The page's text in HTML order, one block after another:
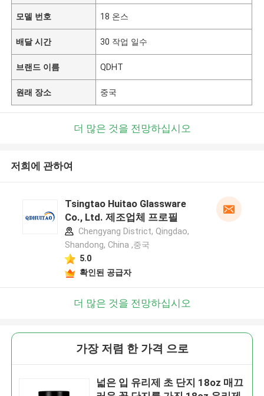
모델 번호 18 온스
배달 시간 30 작업 일수
브랜드 이름 QDHT
원래 장소 중국
더 많은 것을 전망하십시오
저희에 관하여
Tsingtao Huitao Glassware
Co., Ltd. 제조업체 프로필
Chengyang District, Qingdao,
Shandong, China ,중국
5.0
확인된 공급자
더 많은 것을 전망하십시오
가장 저렴 한 가격 으로
넓은 입 유리제 초 단지 18oz 매끄